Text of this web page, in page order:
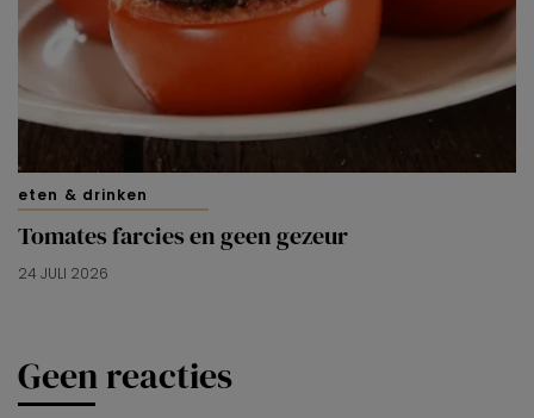
eten & drinken
Tomates farcies en geen gezeur
24 JULI 2026
Geen reacties